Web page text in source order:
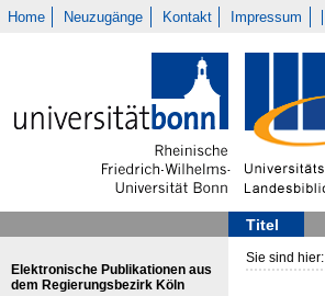
Home Neuzugänge Kontakt Impressum
Titel
Elektronische Publikationen aus
dem Regierungsbezirk Köln
Sie sind hier: